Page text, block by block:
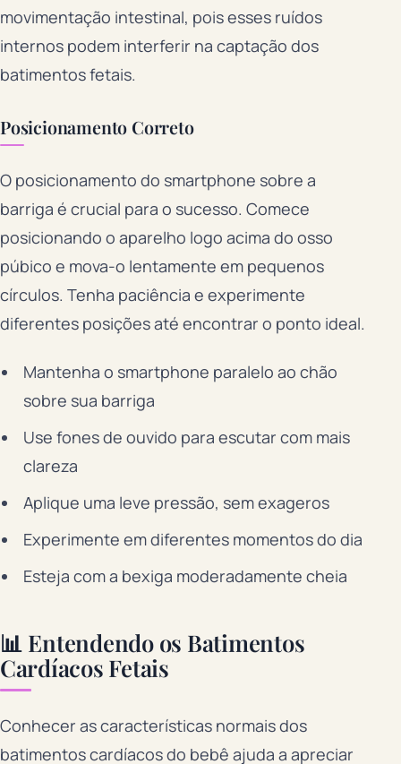
movimentação intestinal, pois esses ruídos
internos podem interferir na captação dos
batimentos fetais.
Posicionamento Correto
O posicionamento do smartphone sobre a
barriga é crucial para o sucesso. Comece
posicionando o aparelho logo acima do osso
púbico e mova-o lentamente em pequenos
círculos. Tenha paciência e experimente
diferentes posições até encontrar o ponto ideal.
Mantenha o smartphone paralelo ao chão
sobre sua barriga
Use fones de ouvido para escutar com mais
clareza
Aplique uma leve pressão, sem exageros
Experimente em diferentes momentos do dia
Esteja com a bexiga moderadamente cheia
📊 Entendendo os Batimentos
Cardíacos Fetais
Conhecer as características normais dos
batimentos cardíacos do bebê ajuda a apreciar